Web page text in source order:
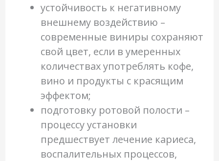
устойчивость к негативному
внешнему воздействию –
современные виниры сохраняют
свой цвет, если в умеренных
количествах употреблять кофе,
вино и продукты с красящим
эффектом;
подготовку ротовой полости –
процессу установки
предшествует лечение кариеса,
воспалительных процессов,